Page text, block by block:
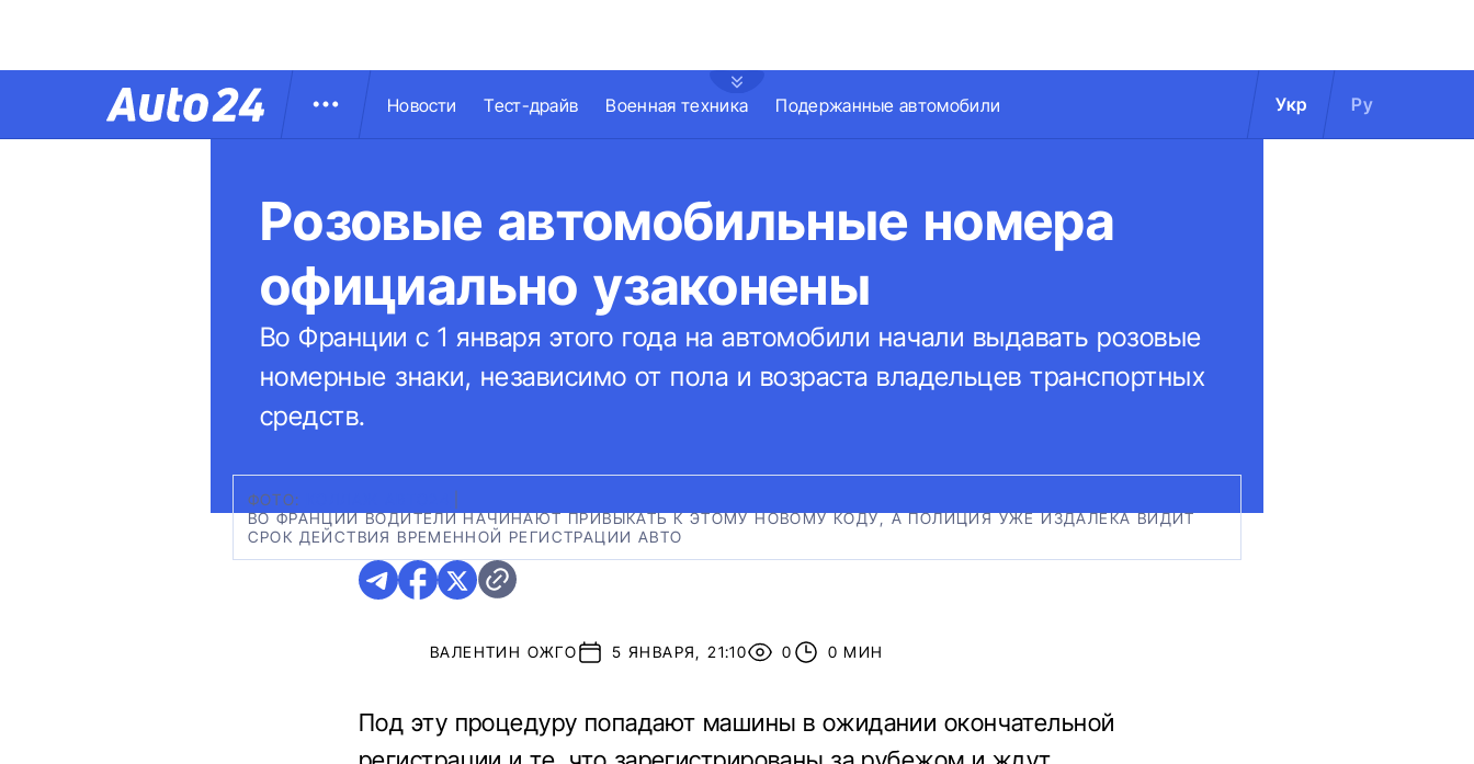
Новости Тест-драйв Военная техника Подержанные автомобили Укр Ру
Розовые автомобильные номера
официально узаконены
Во Франции с 1 января этого года на автомобили начали выдавать розовые
номерные знаки, независимо от пола и возраста владельцев транспортных
средств.
ФОТО:
ВО ФРАНЦИИ ВОДИТЕЛИ НАЧИНАЮТ ПРИВЫКАТЬ К ЭТОМУ НОВОМУ КОДУ, А ПОЛИЦИЯ УЖЕ ИЗДАЛЕКА ВИДИТ
СРОК ДЕЙСТВИЯ ВРЕМЕННОЙ РЕГИСТРАЦИИ АВТО
ВАЛЕНТИН ОЖГО 5 ЯНВАРЯ, 21:10 0 0 МИН
Под эту процедуру попадают машины в ожидании окончательной